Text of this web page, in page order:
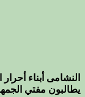
النشامى أبناء
يطالبون مفتي